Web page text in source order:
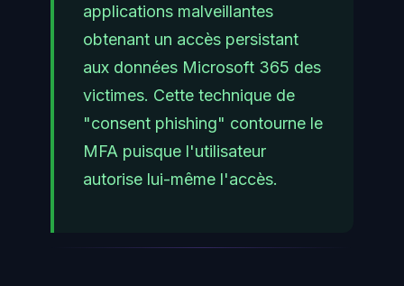
applications malveillantes
obtenant un accès persistant
aux données Microsoft 365 des
victimes. Cette technique de
"consent phishing" contourne le
MFA puisque l'utilisateur
autorise lui-même l'accès.